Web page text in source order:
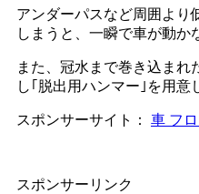
アンダーパスなど周囲より
しまうと、一瞬で車が動
また、冠水まで巻き込ま
し｢脱出用ハンマー｣を用意
スポンサーサイト： 車 フ
スポンサーリンク